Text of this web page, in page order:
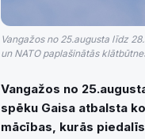
Vangažos no 25.augusta līdz
un NATO paplašinātās
Vangažos no
spēku Gaisa atbalsta
mācības, kurās